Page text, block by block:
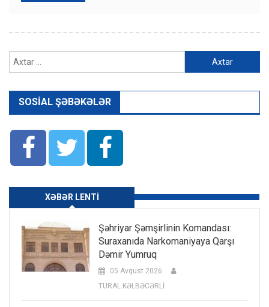
SOSIAL ŞƏBƏKƏLƏR
XƏBƏR LENTI
Şəhriyar Şəmşirlinin Komandası:
Suraxanıda Narkomaniyaya Qarşı
Dəmir Yumruq
05 Avqust 2026
TURAL KƏLBƏCƏRLİ